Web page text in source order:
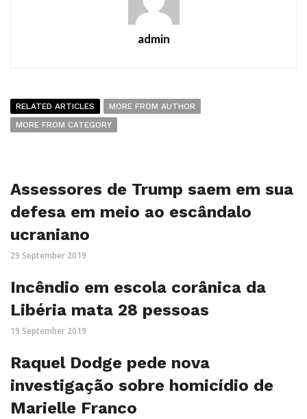
admin
RELATED ARTICLES
MORE FROM AUTHOR
MORE FROM CATEGORY
Assessores de Trump saem em sua
defesa em meio ao escândalo
ucraniano
29 September 2019
Incêndio em escola corânica da
Libéria mata 28 pessoas
19 September 2019
Raquel Dodge pede nova
investigação sobre homicídio de
Marielle Franco